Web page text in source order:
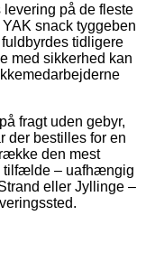
levering på de fleste
snack tyggeben
tidligere
med sikkerhed kan
fragt uden gebyr,
der bestilles for en
den mest
tilfælde – uafhængig
eller Jyllinge –